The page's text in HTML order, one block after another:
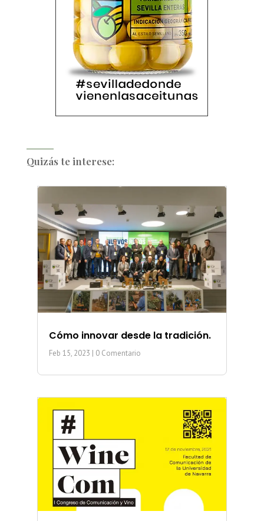
Quizás te interese:
Cómo innovar desde la tradición.
Feb 15, 2023 | 0 Comentario